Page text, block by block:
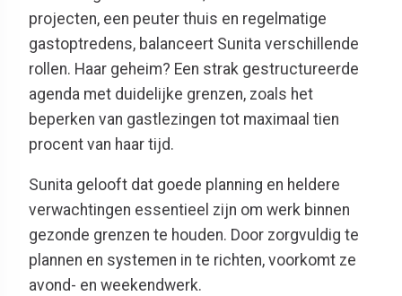
projecten, een peuter thuis en regelmatige
gastoptredens, balanceert Sunita verschillende
rollen. Haar geheim? Een strak gestructureerde
agenda met duidelijke grenzen, zoals het
beperken van gastlezingen tot maximaal tien
procent van haar tijd.
Sunita gelooft dat goede planning en heldere
verwachtingen essentieel zijn om werk binnen
gezonde grenzen te houden. Door zorgvuldig te
plannen en systemen in te richten, voorkomt ze
avond- en weekendwerk.